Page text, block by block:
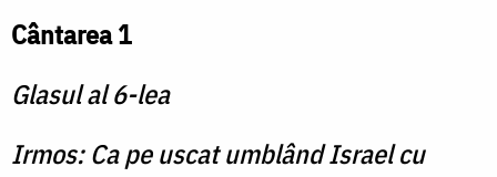
Cântarea 1
Glasul al 6-lea
Irmos: Ca pe uscat umblând Israel cu